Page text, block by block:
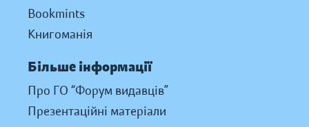
Bookmints
Книгоманія
Більше інформації
Про ГО “Форум видавців”
Презентаційні матеріали